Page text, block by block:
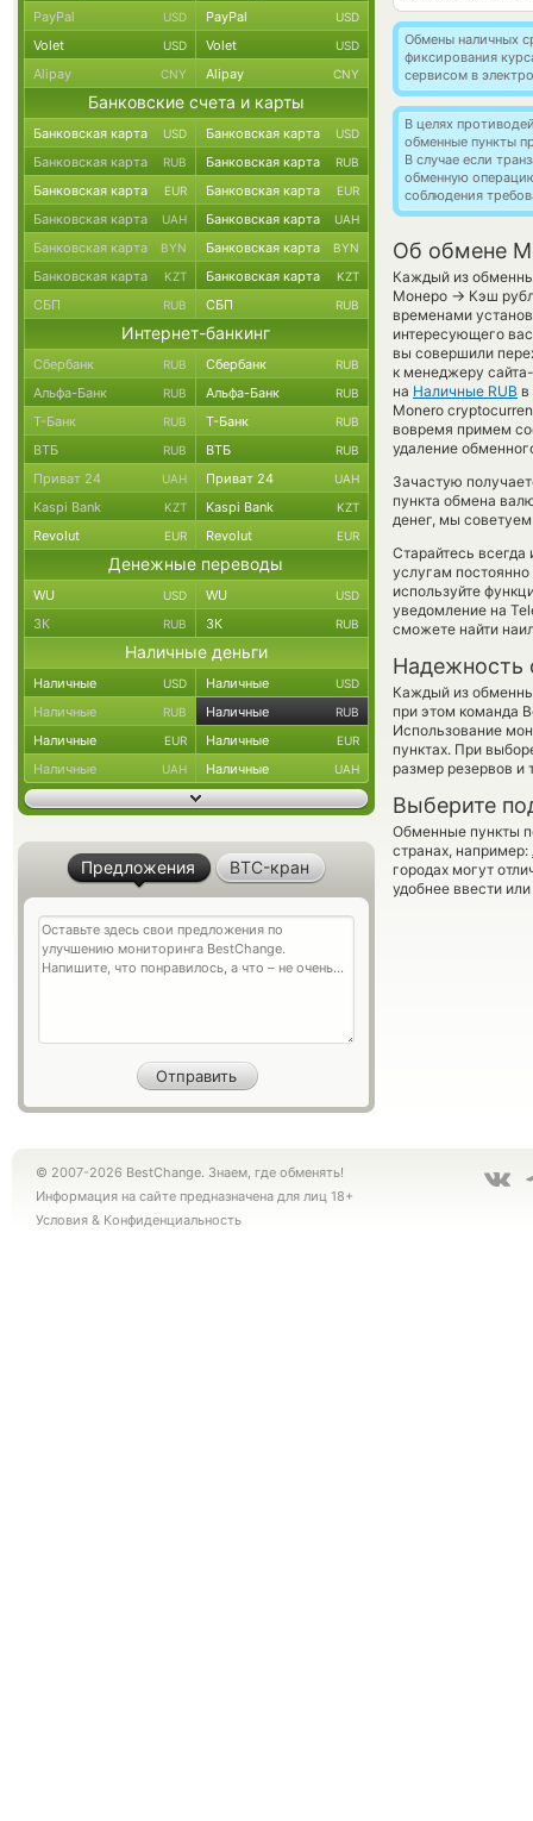
Обмены наличных
фиксирования
сервисом в
В целях
обменные пункты
В случае если
обменную
соблюдения
Об обмене
Каждый из
Монеро → Кэш
временами
интересующего
вы совершили
к менеджеру
на Наличные RUB
Monero
вовремя примем
удаление
Зачастую
пункта обмена
денег, мы советуем
Старайтесь всегда
услугам
используйте
уведомление на
сможете найти
Надежность
Каждый из
при этом команда
Использование
пунктах. При
размер резервов и
Выберите
Обменные пункты
странах, например:
городах могут
удобнее ввести
PayPal USD PayPal USD
Volet USD Volet USD
Alipay CNY Alipay CNY
Банковские счета и карты
Банковская карта USD Банковская карта USD
Банковская карта RUB Банковская карта RUB
Банковская карта EUR Банковская карта EUR
Банковская карта UAH Банковская карта UAH
Банковская карта BYN Банковская карта BYN
Банковская карта KZT Банковская карта KZT
СБП RUB СБП RUB
Интернет-банкинг
Сбербанк RUB Сбербанк RUB
Альфа-Банк RUB Альфа-Банк RUB
Т-Банк RUB Т-Банк RUB
ВТБ RUB ВТБ RUB
Приват 24 UAH Приват 24 UAH
Kaspi Bank KZT Kaspi Bank KZT
Revolut EUR Revolut EUR
Денежные переводы
WU USD WU USD
ЗК RUB ЗК RUB
Наличные деньги
Наличные USD Наличные USD
Наличные RUB Наличные RUB
Наличные EUR Наличные EUR
Наличные UAH Наличные UAH
Предложения BTC-кран
© 2007-2026 BestChange. Знаем, где обменять!
Информация на сайте предназначена для лиц 18+
Условия & Конфиденциальность